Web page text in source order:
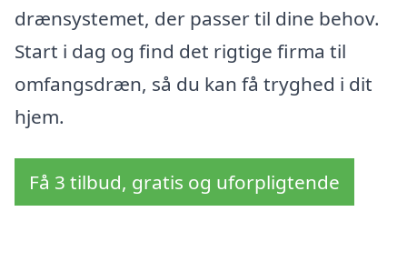
drænsystemet, der passer til dine behov.
Start i dag og find det rigtige firma til
omfangsdræn, så du kan få tryghed i dit
hjem.
Få 3 tilbud, gratis og uforpligtende